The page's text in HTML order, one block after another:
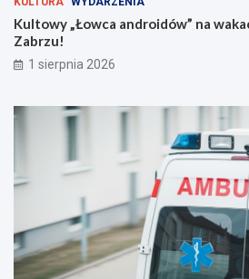
w
i
e
i
?
Z
a
b
u
Kultowy „Łowca androidów” na
Zabrzu!
1 sierpnia 2026